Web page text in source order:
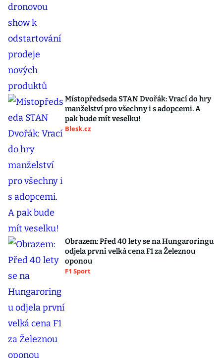
Místopředseda STAN Dvořák: Vrací do hry
manželství pro všechny i s adopcemi. A
pak bude mít veselku!
Blesk.cz
Obrazem: Před 40 lety se na Hungaroringu
odjela první velká cena F1 za Železnou
oponou
F1 Sport